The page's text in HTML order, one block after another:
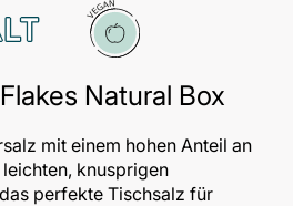
Vegan
Natural Box
mit einem hohen Anteil an
knusprigen
perfekte Tischsalz für